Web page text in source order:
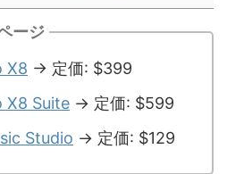
ージ
X8 → 定価: $399
X8 Suite → 定価: $599
Studio → 定価: $129